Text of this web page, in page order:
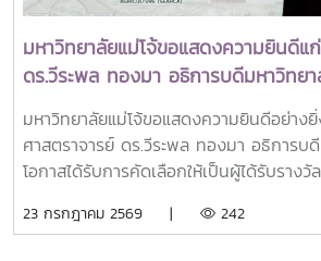
มหาวิทยาลัยแม่โจ้ขอแสดงความยินดีแ
ดร.วีระพล ทองมา อธิการบดีมหาวิทยา
ได้รับรางวัล Outstanding SEARCA
Alumni (OSSA) Awards 2026
มหาวิทยาลัยแม่โจ้ขอแสดงความยินดีอย่าง
ศาสตราจารย์ ดร.วีระพล ทองมา อธิการบ
โอกาสได้รับการคัดเลือกให้เป็นผู้ได้รับราง
ศูนย์ภูมิภาคเอเชียตะวันออกเฉียงใต้ว่าด้วย
23 กรกฎาคม 2569 | 242